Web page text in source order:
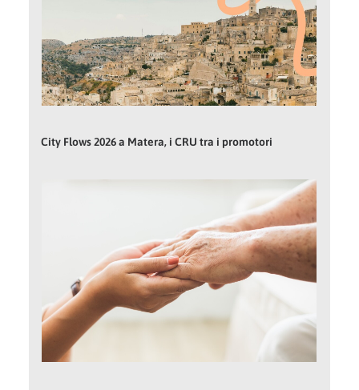
City Flows 2026 a Matera, i CRU tra i promotori